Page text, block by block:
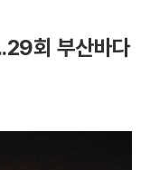
회 부산바다